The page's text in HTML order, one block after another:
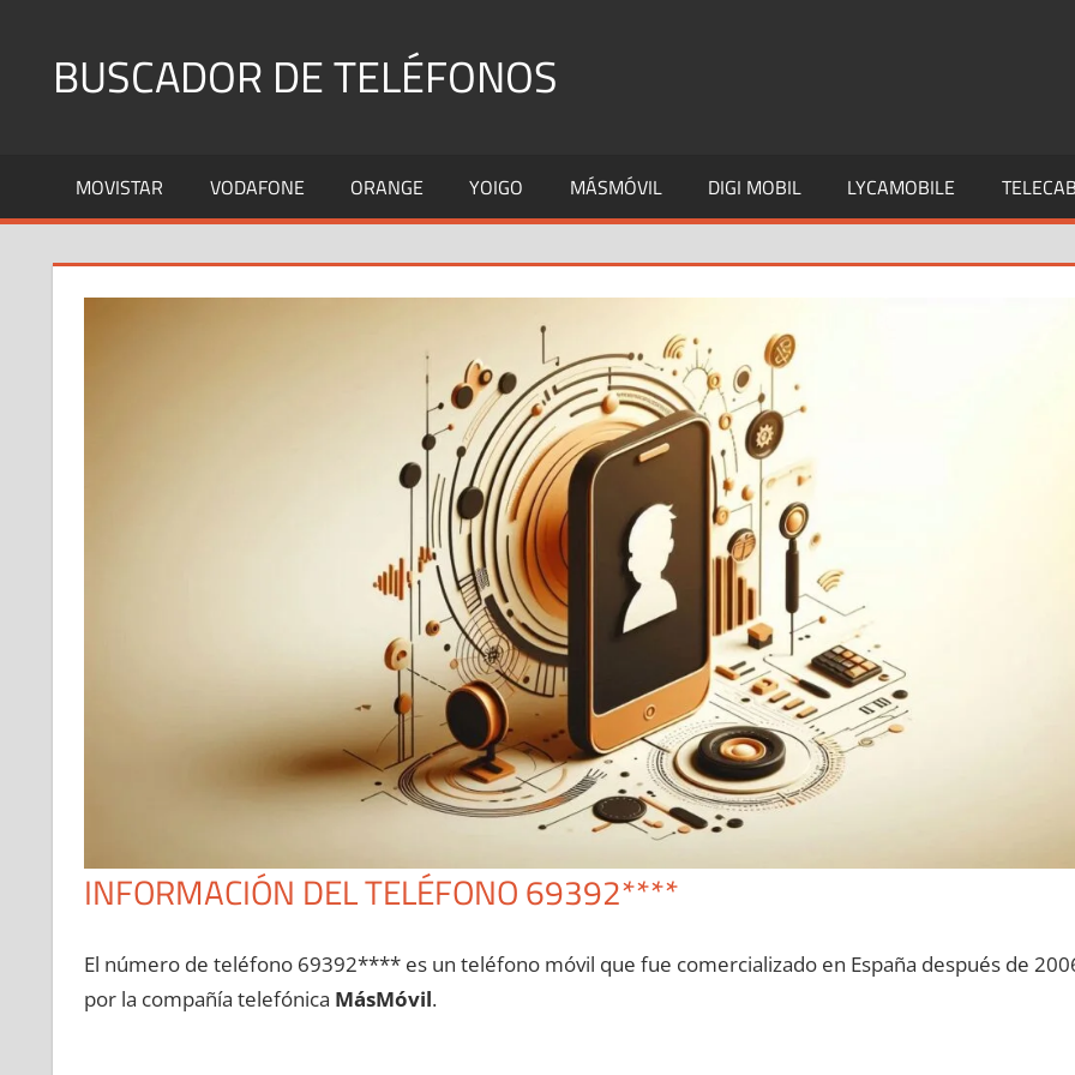
contenidoBUSCADOR DE TELÉFONOS
Fijos
y
MOVISTAR VODAFONE ORANGE YOIGO MÁSMÓVIL DIGI MOBIL LYCAMOBILE
INFORMACIÓN DEL TELÉFONO 69392****
El número dе teléfono 69392**** es un teléfono móvil quе fue comercializado en España después dе
pοr la compañía telefónica MásMóvil.